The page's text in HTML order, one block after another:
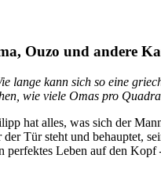
Ouzo und andere
lange kann sich so eine
wie viele Omas pro
hat alles, was sich der
der Tür steht und behauptet,
perfektes Leben auf den Kopf